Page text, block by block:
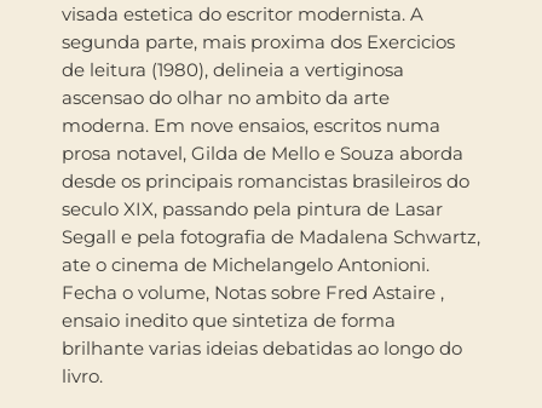
visada estetica do escritor modernista. A
segunda parte, mais proxima dos Exercicios
de leitura (1980), delineia a vertiginosa
ascensao do olhar no ambito da arte
moderna. Em nove ensaios, escritos numa
prosa notavel, Gilda de Mello e Souza aborda
desde os principais romancistas brasileiros do
seculo XIX, passando pela pintura de Lasar
Segall e pela fotografia de Madalena Schwartz,
ate o cinema de Michelangelo Antonioni.
Fecha o volume, Notas sobre Fred Astaire ,
ensaio inedito que sintetiza de forma
brilhante varias ideias debatidas ao longo do
livro.